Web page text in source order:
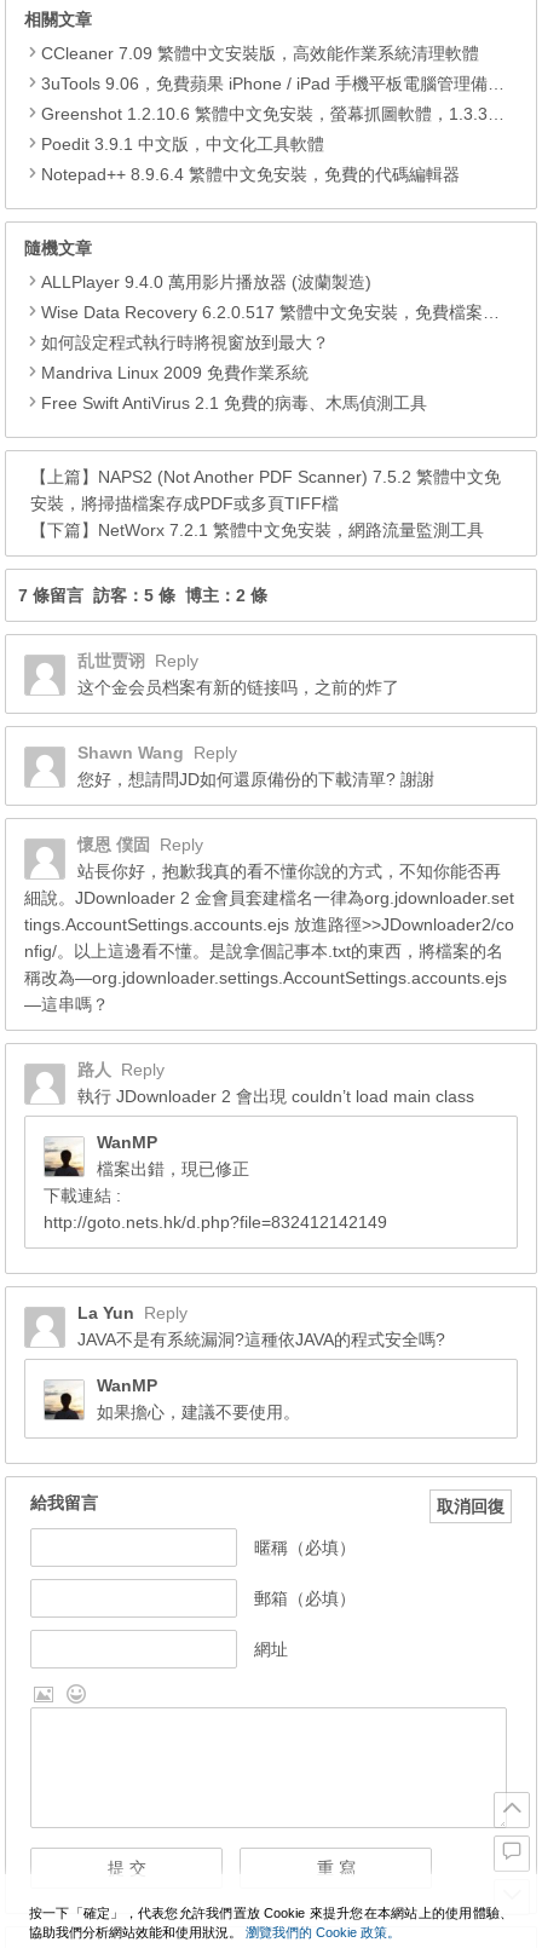
相關文章
CCleaner 7.09 繁體中文安裝版，高效能作業系統清理軟體
3uTools 9.06，免費蘋果 iPhone / iPad 手機平板電腦管理備份還原軟體
Greenshot 1.2.10.6 繁體中文免安裝，螢幕抓圖軟體，1.3.315 安裝版
Poedit 3.9.1 中文版，中文化工具軟體
Notepad++ 8.9.6.4 繁體中文免安裝，免費的代碼編輯器
隨機文章
ALLPlayer 9.4.0 萬用影片播放器 (波蘭製造)
Wise Data Recovery 6.2.0.517 繁體中文免安裝，免費檔案還原軟體工具
如何設定程式執行時將視窗放到最大？
Mandriva Linux 2009 免費作業系統
Free Swift AntiVirus 2.1 免費的病毒、木馬偵測工具
【上篇】 NAPS2 (Not Another PDF Scanner) 7.5.2 繁體中文免
安裝，將掃描檔案存成PDF或多頁TIFF檔
【下篇】 NetWorx 7.2.1 繁體中文免安裝，網路流量監測工具
7 條留言 訪客：5 條 博主：2 條
乱世贾诩
Reply
这个金会员档案有新的链接吗，之前的炸了
Shawn Wang
Reply
您好，想請問JD如何還原備份的下載清單? 謝謝
懷恩 僕固
Reply
站長你好，抱歉我真的看不懂你說的方式，不知你能否再
細說。JDownloader 2 金會員套建檔名一律為org.jdownloader.set
tings.AccountSettings.accounts.ejs 放進路徑>>JDownloader2/co
nfig/。以上這邊看不懂。是說拿個記事本.txt的東西，將檔案的名
稱改為—org.jdownloader.settings.AccountSettings.accounts.ejs
—這串嗎？
路人
Reply
執行 JDownloader 2 會出現 couldn’t load main class
WanMP
檔案出錯，現已修正
下載連結 :
http://goto.nets.hk/d.php?file=832412142149
La Yun
Reply
JAVA不是有系統漏洞?這種依JAVA的程式安全嗎?
WanMP
如果擔心，建議不要使用。
給我留言 取消回復
暱稱（必填）
郵箱（必填）
網址
按一下「確定」，代表您允許我們置放 Cookie 來提升您在本網站上的使用體驗、
協助我們分析網站效能和使用狀況。 瀏覽我們的 Cookie 政策。